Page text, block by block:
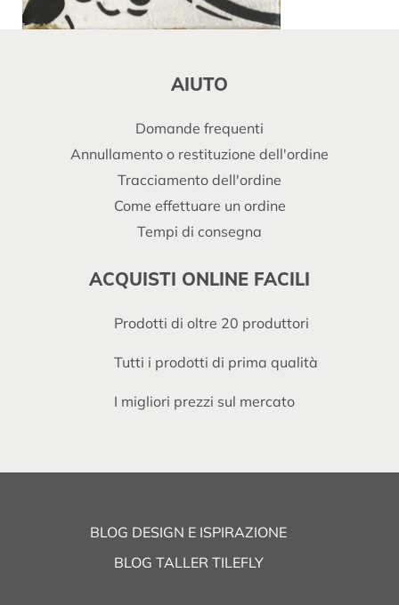
AIUTO
Domande frequenti
Annullamento o restituzione dell'ordine
Tracciamento dell'ordine
Come effettuare un ordine
Tempi di consegna
ACQUISTI ONLINE FACILI
Prodotti di oltre 20 produttori
Tutti i prodotti di prima qualità
I migliori prezzi sul mercato
BLOG DESIGN E ISPIRAZIONE
BLOG TALLER TILEFLY